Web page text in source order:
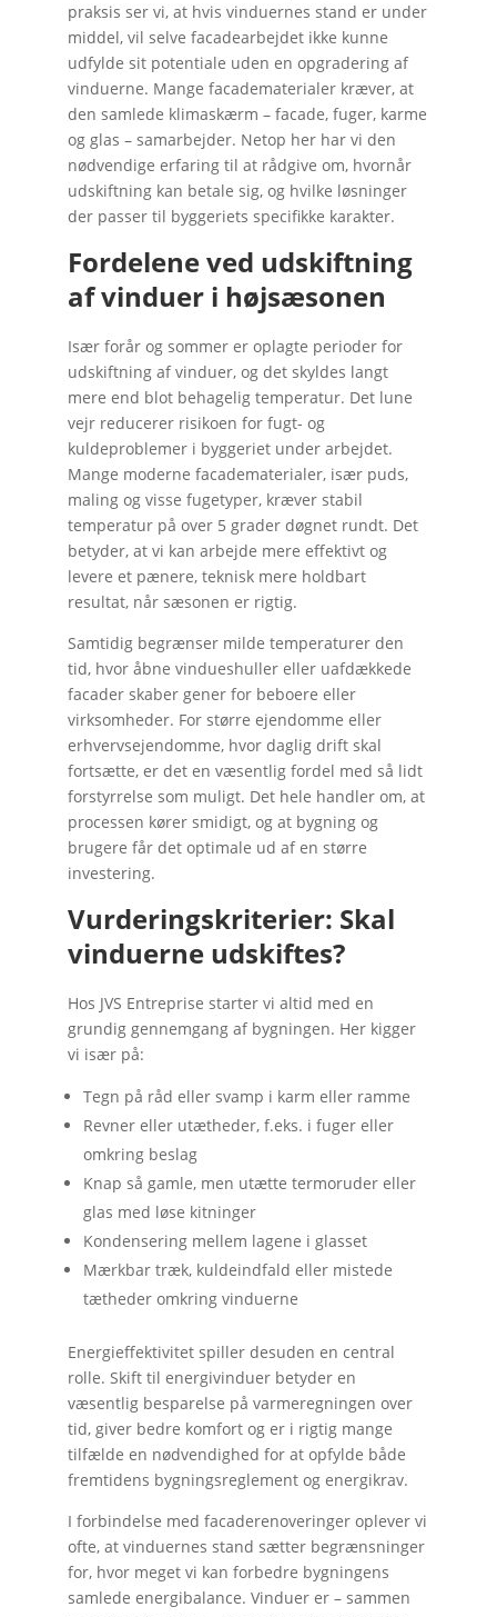
praksis ser vi, at hvis vinduernes stand er under
middel, vil selve facadearbejdet ikke kunne
udfylde sit potentiale uden en opgradering af
vinduerne. Mange facadematerialer kræver, at
den samlede klimaskærm – facade, fuger, karme
og glas – samarbejder. Netop her har vi den
nødvendige erfaring til at rådgive om, hvornår
udskiftning kan betale sig, og hvilke løsninger
der passer til byggeriets specifikke karakter.
Fordelene ved udskiftning
af vinduer i højsæsonen
Især forår og sommer er oplagte perioder for
udskiftning af vinduer, og det skyldes langt
mere end blot behagelig temperatur. Det lune
vejr reducerer risikoen for fugt- og
kuldeproblemer i byggeriet under arbejdet.
Mange moderne facadematerialer, især puds,
maling og visse fugetyper, kræver stabil
temperatur på over 5 grader døgnet rundt. Det
betyder, at vi kan arbejde mere effektivt og
levere et pænere, teknisk mere holdbart
resultat, når sæsonen er rigtig.
Samtidig begrænser milde temperaturer den
tid, hvor åbne vindueshuller eller uafdækkede
facader skaber gener for beboere eller
virksomheder. For større ejendomme eller
erhvervsejendomme, hvor daglig drift skal
fortsætte, er det en væsentlig fordel med så lidt
forstyrrelse som muligt. Det hele handler om, at
processen kører smidigt, og at bygning og
brugere får det optimale ud af en større
investering.
Vurderingskriterier: Skal
vinduerne udskiftes?
Hos JVS Entreprise starter vi altid med en
grundig gennemgang af bygningen. Her kigger
vi især på:
Tegn på råd eller svamp i karm eller ramme
Revner eller utætheder, f.eks. i fuger eller
omkring beslag
Knap så gamle, men utætte termoruder eller
glas med løse kitninger
Kondensering mellem lagene i glasset
Mærkbar træk, kuldeindfald eller mistede
tætheder omkring vinduerne
Energieffektivitet spiller desuden en central
rolle. Skift til energivinduer betyder en
væsentlig besparelse på varmeregningen over
tid, giver bedre komfort og er i rigtig mange
tilfælde en nødvendighed for at opfylde både
fremtidens bygningsreglement og energikrav.
I forbindelse med facaderenoveringer oplever vi
ofte, at vinduernes stand sætter begrænsninger
for, hvor meget vi kan forbedre bygningens
samlede energibalance. Vinduer er – sammen